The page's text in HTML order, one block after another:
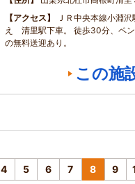
アクセス
ＪＲ中央本線小淵
え 清里駅下車。 徒歩30分、ペ
の無料送迎あり。
この施
4 5 6 7 8 9